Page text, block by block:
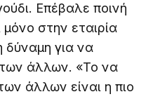
Επέβαλε ποινή
στην εταιρία
δύναμη για να
άλλων. «Το να
άλλων είναι η πιο